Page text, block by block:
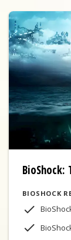
BioShock:
BIOSHOCK